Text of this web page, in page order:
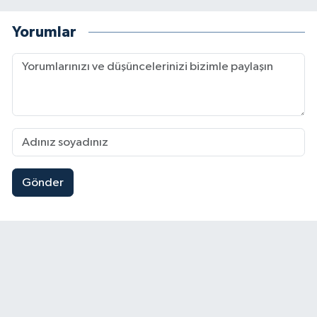
Yorumlar
Gönder